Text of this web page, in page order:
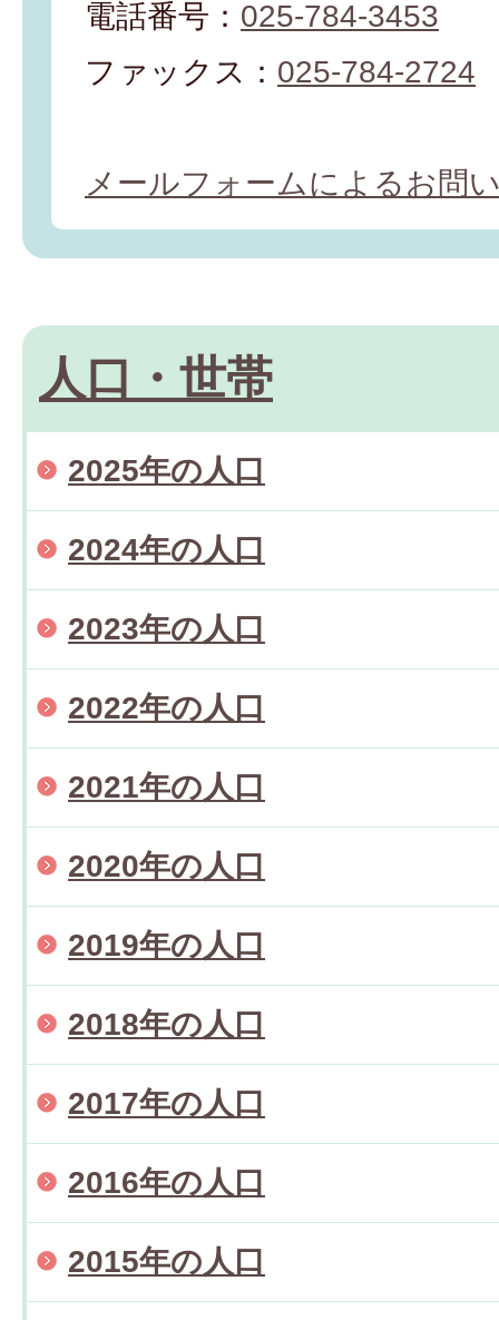
電話番号： 025-784-3453
ファックス： 025-784-2724
メールフォームによるお問
人口・世帯
2025年の人口
2024年の人口
2023年の人口
2022年の人口
2021年の人口
2020年の人口
2019年の人口
2018年の人口
2017年の人口
2016年の人口
2015年の人口